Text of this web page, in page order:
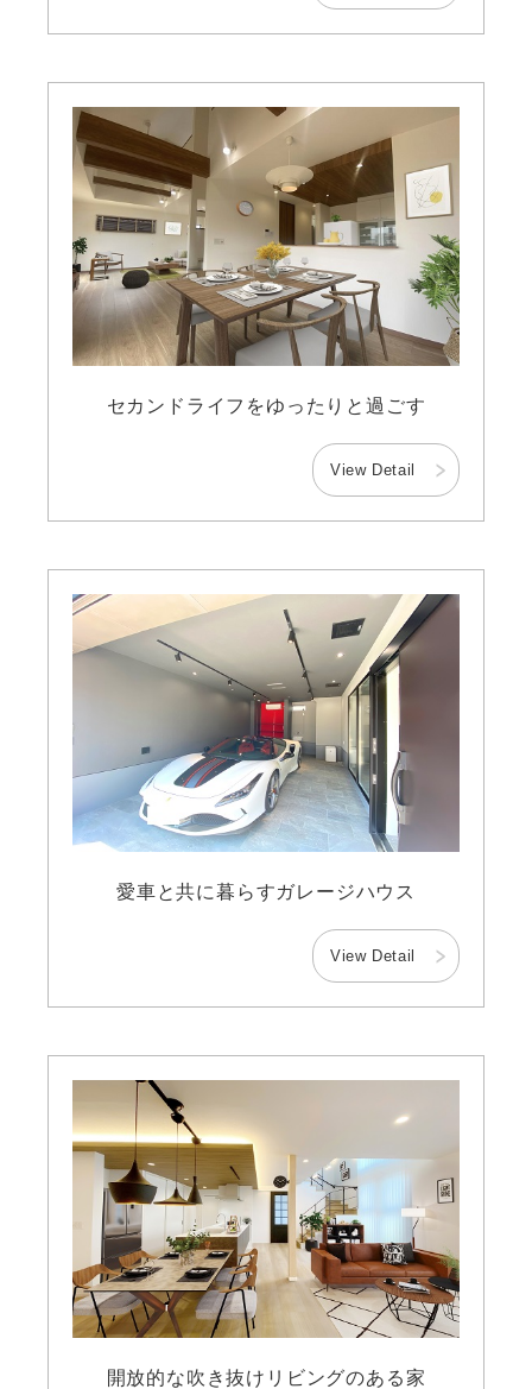
セカンドライフをゆったりと過ごす
View Detail
愛車と共に暮らすガレージハウス
View Detail
開放的な吹き抜けリビングのある家